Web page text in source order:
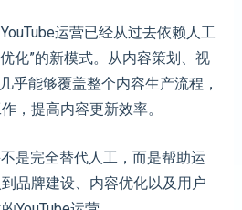
运营已经从过去依赖人工
化”的新模式。从内容策划、视
乎能够覆盖整个内容生产流程，
，提高内容更新效率。
是完全替代人工，而是帮助运
品牌建设、内容优化以及用户